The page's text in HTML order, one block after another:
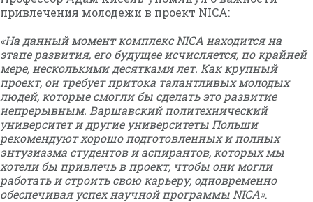
привлечения молодежи в проект NICA:
«На данный момент комплекс NICA находится на
этапе развития, его будущее исчисляется, по крайней
мере, несколькими десятками лет. Как крупный
проект, он требует притока талантливых молодых
людей, которые смогли бы сделать это развитие
непрерывным. Варшавский политехнический
университет и другие университеты Польши
рекомендуют хорошо подготовленных и полных
энтузиазма студентов и аспирантов, которых мы
хотели бы привлечь в проект, чтобы они могли
работать и строить свою карьеру, одновременно
обеспечивая успех научной программы NICA».